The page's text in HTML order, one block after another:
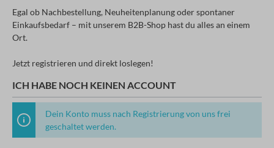
Egal ob Nachbestellung, Neuheitenplanung oder spontaner
Einkaufsbedarf – mit unserem B2B-Shop hast du alles an einem
Ort.
Jetzt registrieren und direkt loslegen!
ICH HABE NOCH KEINEN ACCOUNT
Dein Konto muss nach Registrierung von uns frei
geschaltet werden.